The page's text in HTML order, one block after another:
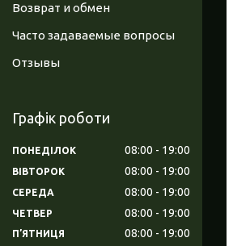
Возврат и обмен
Часто задаваемые вопросы
Отзывы
Графік роботи
ПОНЕДІЛОК 08:00 19:00
ВІВТОРОК 08:00 19:00
СЕРЕДА 08:00 19:00
ЧЕТВЕР 08:00 19:00
ПʼЯТНИЦЯ 08:00 19:00